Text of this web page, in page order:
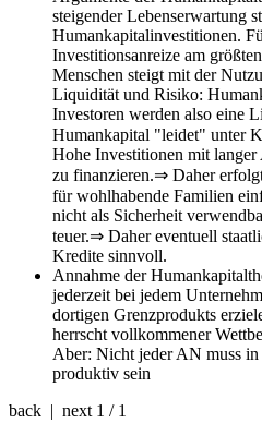
steigender Lebenserwartung
Humankapitalinvestitionen.
Investitionsanreize am
Menschen steigt mit der
Liquidität und Risiko:
Investoren werden also eine
Humankapital "leidet" unter
Hohe Investitionen mit
zu finanzieren.⇒ Daher
für wohlhabende Familien
nicht als Sicherheit
teuer.⇒ Daher eventuell
Kredite sinnvoll.
Annahme der
jederzeit bei jedem
dortigen Grenzprodukts
herrscht vollkommener
Aber: Nicht jeder AN muss
produktiv sein
back | next 1 / 1